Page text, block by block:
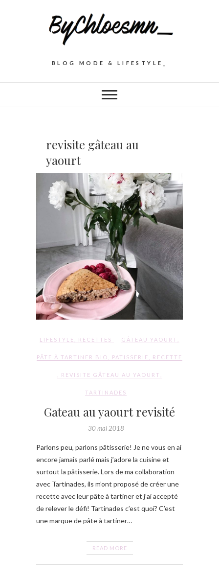
BLOG MODE & LIFESTYLE_
revisite gâteau au
yaourt
LIFESTYLE RECETTES GÂTEAU YAOURT
PÂTE À TARTINER BIO PATISSERIE RECETTE
REVISITE GÂTEAU AU YAOURT
TARTINADES
Gateau au yaourt revisité
30 mai 2018
Parlons peu, parlons pâtisserie! Je ne vous en ai
encore jamais parlé mais j’adore la cuisine et
surtout la pâtisserie. Lors de ma collaboration
avec Tartinades, ils m’ont proposé de créer une
recette avec leur pâte à tartiner et j’ai accepté
de relever le défi! Tartinades c’est quoi? C’est
une marque de pâte à tartiner…
READ MORE